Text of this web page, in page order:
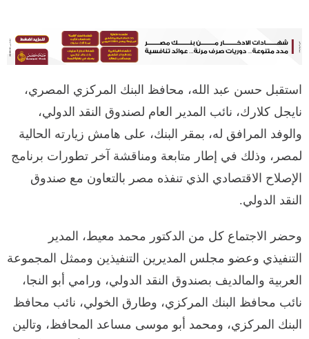
استقبل حسن عبد الله، محافظ البنك المركزي المصري،
نايجل كلارك، نائب المدير العام لصندوق النقد الدولي،
والوفد المرافق له، بمقر البنك، على هامش زيارته الحالية
لمصر، وذلك في إطار متابعة ومناقشة آخر تطورات برنامج
الإصلاح الاقتصادي الذي تنفذه مصر بالتعاون مع صندوق
النقد الدولي.
وحضر الاجتماع كل من الدكتور محمد معيط، المدير
التنفيذي وعضو مجلس المديرين التنفيذين وممثل المجموعة
العربية والمالديف بصندوق النقد الدولي، ورامي أبو النجا،
نائب محافظ البنك المركزي، وطارق الخولي، نائب محافظ
البنك المركزي، ومحمد أبو موسى مساعد المحافظ، وتالين